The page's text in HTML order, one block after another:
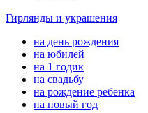
Гирлянды и украшения
на день рождения
на юбилей
на 1 годик
на свадьбу
на рождение ребенка
на новый год